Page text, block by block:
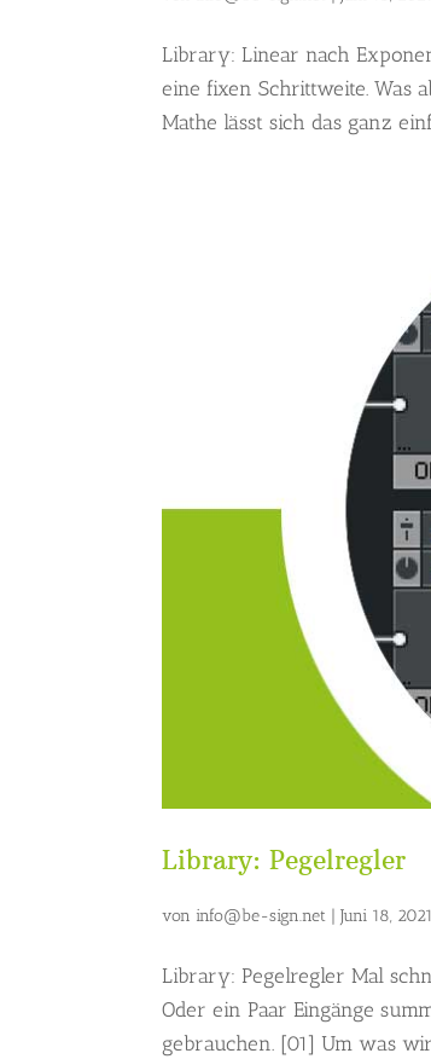
Library: Linear nach
eine fixen Schrittweite. Was
Mathe lässt sich das ganz
Library: Pegelregler
von info@be-sign.net |Juni 18, 2021
Library: Pegelregler Mal
Oder ein Paar Eingänge
gebrauchen. [01] Um was